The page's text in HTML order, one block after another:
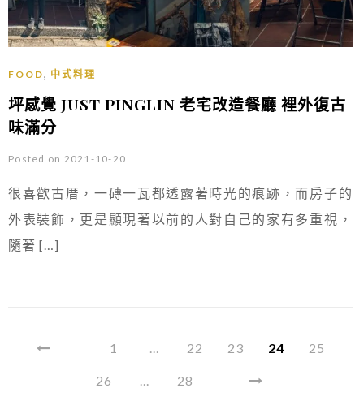
FOOD, 中式料理
坪感覺 JUST PINGLIN 老宅改造餐廳 裡外復古
味滿分
Posted on 2021-10-20
很喜歡古厝，一磚一瓦都透露著時光的痕跡，而房子的
外表裝飾，更是顯現著以前的人對自己的家有多重視，
隨著 […]
1 22 23 24 25
26 28